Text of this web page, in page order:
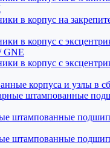
в корпус на
в корпус с
GNE
в корпус с
корпуса и узлы в
штампованные
штампованные
штампованные